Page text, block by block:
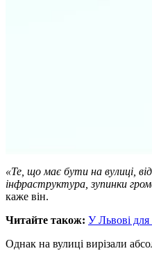
«Те, що має бути на вулиці,
інфраструктура, зупинки
каже він.
Читайте також: У Львові для
Однак на вулиці вирізали